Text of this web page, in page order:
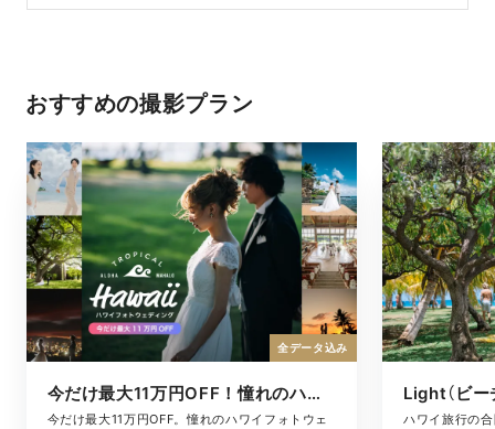
おすすめの撮影プラン
今だけ最大11万円OFF！憧れのハワイフォト
今だけ最大11万円OFF。憧れのハワイフォトウェ
全データ込み
Light（ビー
ハワイ旅行の